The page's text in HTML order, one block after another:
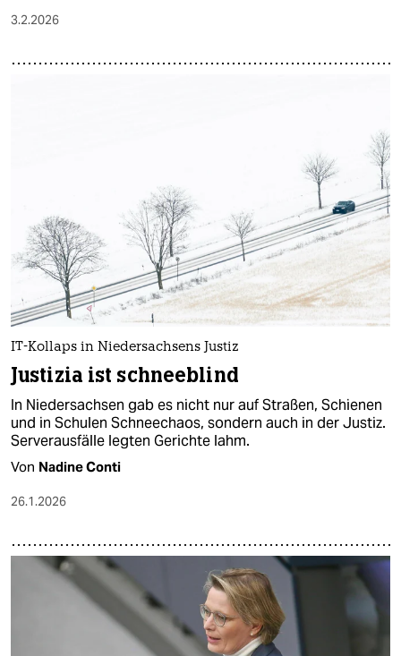
3.2.2026
IT-Kollaps in Niedersachsens Justiz
Justizia ist schneeblind
In Niedersachsen gab es nicht nur auf Straßen, Schienen
und in Schulen Schneechaos, sondern auch in der Justiz.
Serverausfälle legten Gerichte lahm.
Von Nadine Conti
26.1.2026